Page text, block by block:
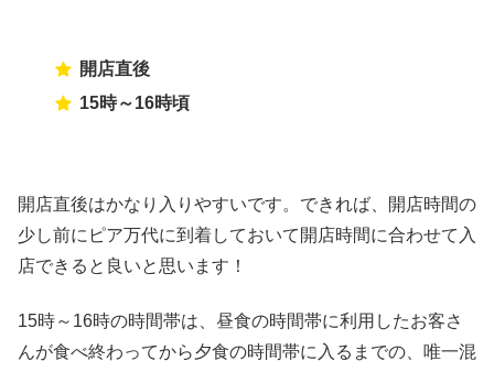
開店直後
15時～16時頃
開店直後はかなり入りやすいです。できれば、開店時間の
少し前にピア万代に到着しておいて開店時間に合わせて入
店できると良いと思います！
15時～16時の時間帯は、昼食の時間帯に利用したお客さ
んが食べ終わってから夕食の時間帯に入るまでの、唯一混